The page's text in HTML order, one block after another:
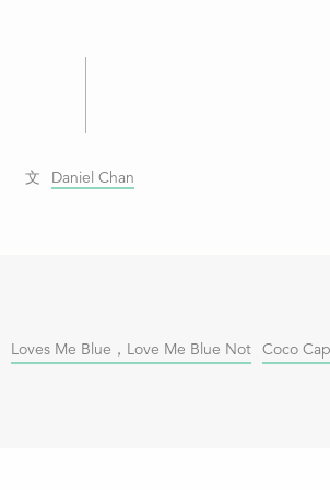
Daniel Chan
Loves Me Blue，Love Me Blue Not Coco